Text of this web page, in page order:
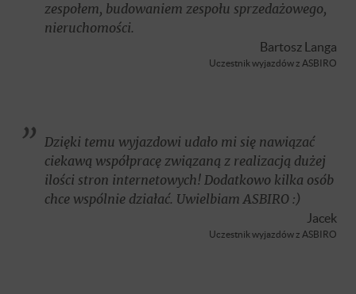
zespołem, budowaniem zespołu sprzedażowego,
nieruchomości.
Bartosz Langa
Uczestnik wyjazdów z ASBIRO
Dzięki temu wyjazdowi udało mi się nawiązać
ciekawą współpracę związaną z realizacją dużej
ilości stron internetowych! Dodatkowo kilka osób
chce wspólnie działać. Uwielbiam ASBIRO :)
Jacek
Uczestnik wyjazdów z ASBIRO